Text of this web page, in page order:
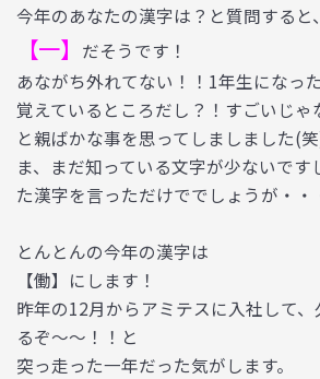
今年のあなたの漢字は？と質問すると、
【一】
だそうです！
あながち外れてない！！1年生になっ
覚えているところだし？！すごいじゃ
と親ばかな事を思ってしましました(
ま、まだ知っている文字が少ないです
た漢字を言っただけででしょうが・
とんとんの今年の漢字は
【働】にします！
昨年の12月からアミテスに入社して
るぞ～～！！と
突っ走った一年だった気がします。